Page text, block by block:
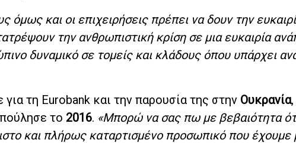
όμως και οι επιχειρήσεις πρέπει να δουν την
την ανθρωπιστική κρίση σε μια ευκαιρία
δυναμικό σε τομείς και κλάδους όπου υπάρχει
για τη Eurobank και την παρουσία της στην Ουκρανία
το 2016. «Μπορώ να σας πω με βεβαιότητα
και πλήρως καταρτισμένο προσωπικό που έχουμε